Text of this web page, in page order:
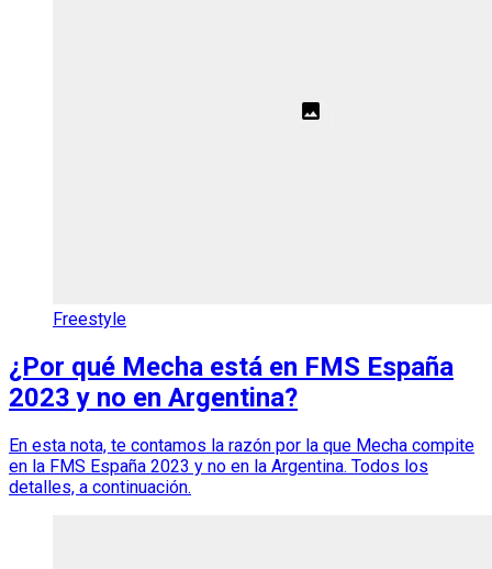
Freestyle
¿Por qué Mecha está en FMS España
2023 y no en Argentina?
En esta nota, te contamos la razón por la que Mecha compite
en la FMS España 2023 y no en la Argentina. Todos los
detalles, a continuación.